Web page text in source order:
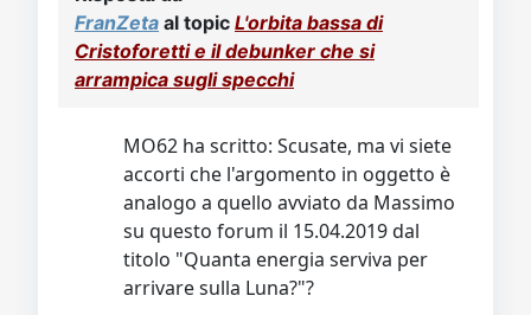
FranZeta al topic L'orbita bassa di
Cristoforetti e il debunker che si
arrampica sugli specchi
MO62 ha scritto: Scusate, ma vi siete
accorti che l'argomento in oggetto è
analogo a quello avviato da Massimo
su questo forum il 15.04.2019 dal
titolo "Quanta energia serviva per
arrivare sulla Luna?"?